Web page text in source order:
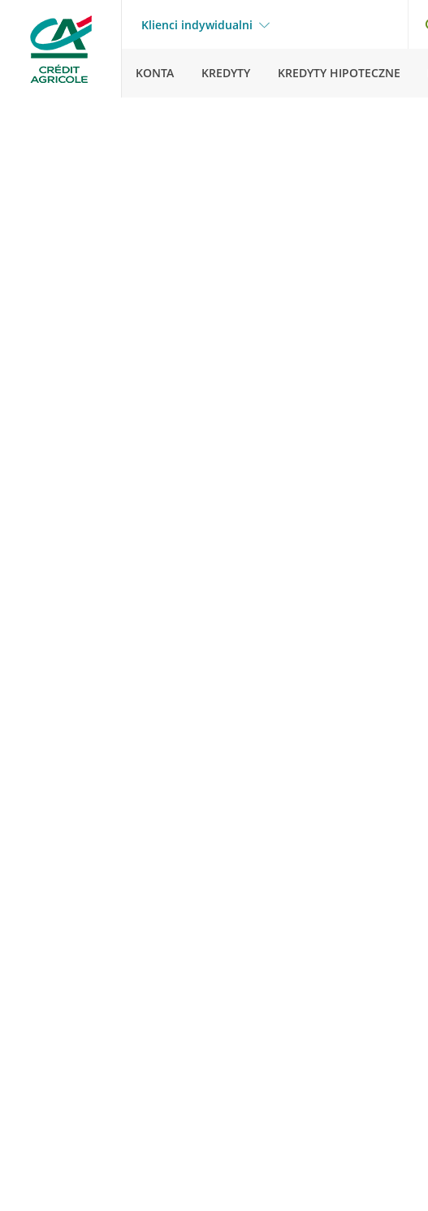
Klienci indywidualni
KONTA KREDYTY KREDYTY HIPOTECZNE